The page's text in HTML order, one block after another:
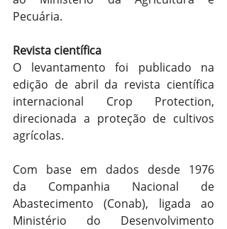
Pecuária.
Revista científica
O levantamento foi publicado na
edição de abril da revista científica
internacional Crop Protection,
direcionada a proteção de cultivos
agrícolas.
Com base em dados desde 1976
da Companhia Nacional de
Abastecimento (Conab), ligada ao
Ministério do Desenvolvimento